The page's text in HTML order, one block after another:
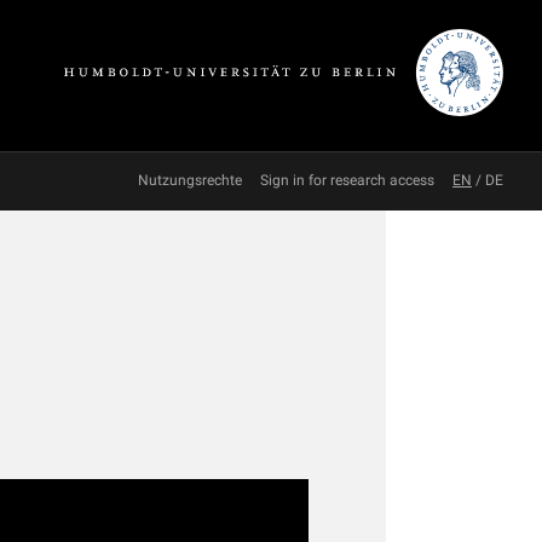
Nutzungsrechte Sign in for research access EN / DE